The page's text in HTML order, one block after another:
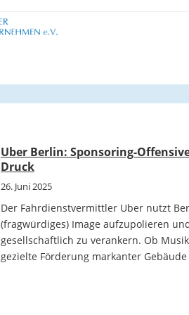
Uber Berlin: Sponsoring-
Druck
26. Juni 2025
Der Fahrdienstvermittler Uber nutzt
(fragwürdiges) Image aufzupolieren
gesellschaftlich zu verankern. Ob
gezielte Förderung markanter